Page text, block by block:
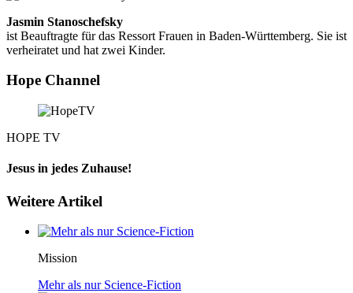
Jasmin Stanoschefsky
ist Beauftragte für das Ressort Frauen in Baden-Württemberg. Sie ist
verheiratet und hat zwei Kinder.
Hope Channel
HOPE TV
Jesus in jedes Zuhause!
Weitere Artikel
Mission
Mehr als nur Science-Fiction